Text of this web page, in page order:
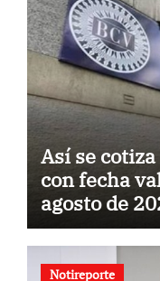
Así se
con fecha
agosto de
Notireporte